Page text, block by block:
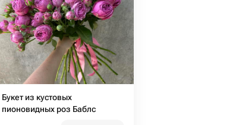
Букет из кустовых
пионовидных роз Баблс